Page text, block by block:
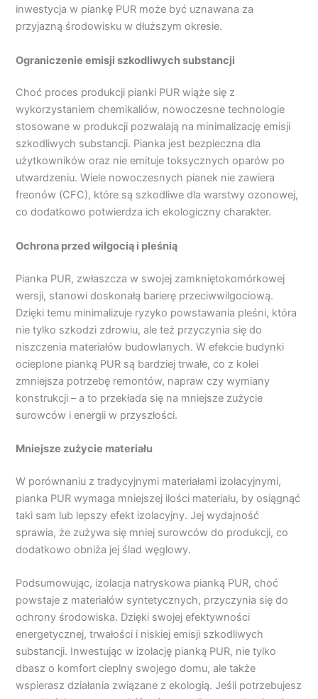
inwestycja w piankę PUR może być uznawana za
przyjazną środowisku w dłuższym okresie.
Ograniczenie emisji szkodliwych substancji
Choć proces produkcji pianki PUR wiąże się z
wykorzystaniem chemikaliów, nowoczesne technologie
stosowane w produkcji pozwalają na minimalizację emisji
szkodliwych substancji. Pianka jest bezpieczna dla
użytkowników oraz nie emituje toksycznych oparów po
utwardzeniu. Wiele nowoczesnych pianek nie zawiera
freonów (CFC), które są szkodliwe dla warstwy ozonowej,
co dodatkowo potwierdza ich ekologiczny charakter.
Ochrona przed wilgocią i pleśnią
Pianka PUR, zwłaszcza w swojej zamkniętokomórkowej
wersji, stanowi doskonałą barierę przeciwwilgociową.
Dzięki temu minimalizuje ryzyko powstawania pleśni, która
nie tylko szkodzi zdrowiu, ale też przyczynia się do
niszczenia materiałów budowlanych. W efekcie budynki
ocieplone pianką PUR są bardziej trwałe, co z kolei
zmniejsza potrzebę remontów, napraw czy wymiany
konstrukcji – a to przekłada się na mniejsze zużycie
surowców i energii w przyszłości.
Mniejsze zużycie materiału
W porównaniu z tradycyjnymi materiałami izolacyjnymi,
pianka PUR wymaga mniejszej ilości materiału, by osiągnąć
taki sam lub lepszy efekt izolacyjny. Jej wydajność
sprawia, że zużywa się mniej surowców do produkcji, co
dodatkowo obniża jej ślad węglowy.
Podsumowując, izolacja natryskowa pianką PUR, choć
powstaje z materiałów syntetycznych, przyczynia się do
ochrony środowiska. Dzięki swojej efektywności
energetycznej, trwałości i niskiej emisji szkodliwych
substancji. Inwestując w izolację pianką PUR, nie tylko
dbasz o komfort cieplny swojego domu, ale także
wspierasz działania związane z ekologią. Jeśli potrzebujesz